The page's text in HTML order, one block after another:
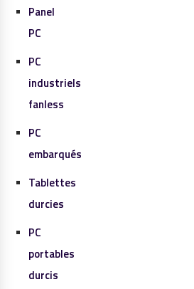
Panel
PC
PC
industriels
fanless
PC
embarqués
Tablettes
durcies
PC
portables
durcis